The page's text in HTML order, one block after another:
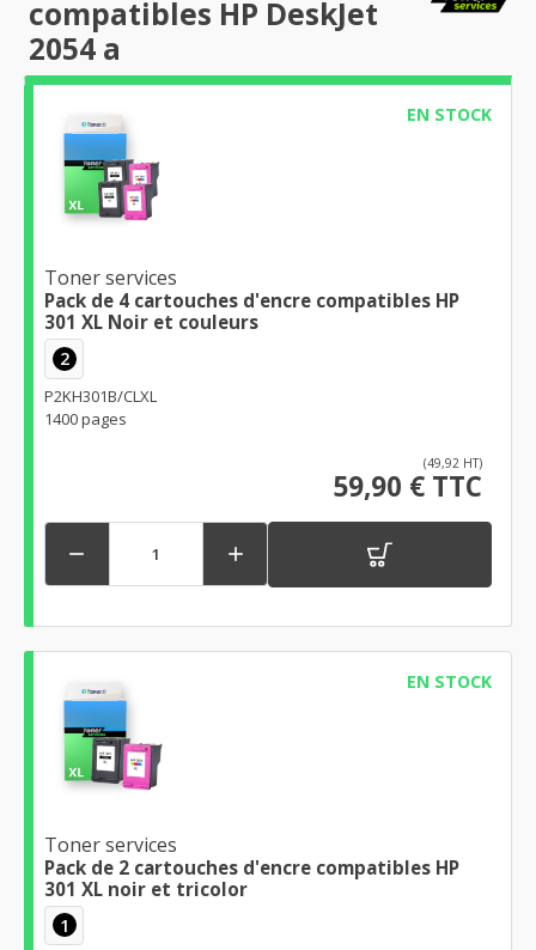
compatibles HP DeskJet
2054 a
EN STOCK
Toner services
Pack de 4 cartouches d'encre compatibles HP
301 XL Noir et couleurs
2
P2KH301B/CLXL
1400 pages
(49,92 HT)
59,90 € TTC
 
EN STOCK
Toner services
Pack de 2 cartouches d'encre compatibles HP
301 XL noir et tricolor
1